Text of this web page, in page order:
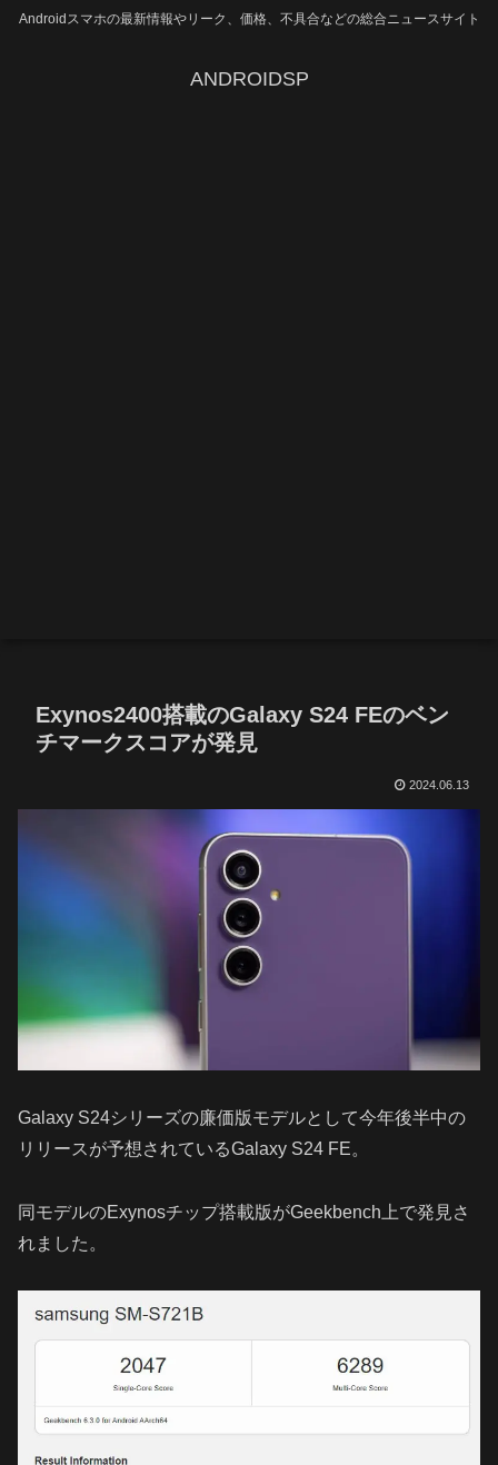
Androidスマホの最新情報やリーク、価格、不具合などの総合ニュースサイト
ANDROIDSP
Exynos2400搭載のGalaxy S24 FEのベン
チマークスコアが発見
2024.06.13
Galaxy S24シリーズの廉価版モデルとして今年後半中の
リリースが予想されているGalaxy S24 FE。
同モデルのExynosチップ搭載版がGeekbench上で発見さ
れました。